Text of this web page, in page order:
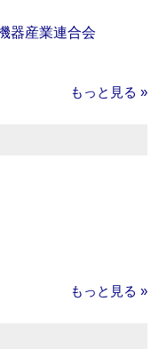
器産業連合会
もっと見る »
もっと見る »